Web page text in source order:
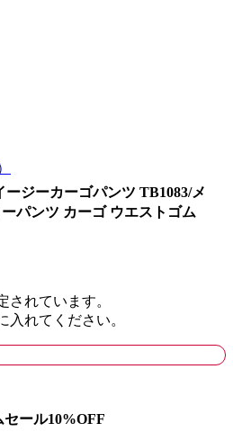
ージーカーゴパンツ TB1083/メ
パンツ カーゴ ウエストゴム
されています。
入れてください。
セール10%OFF